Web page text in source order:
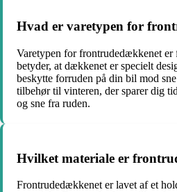
Hvad er varetypen for
Varetypen for frontrudedækkenet
betyder, at dækkenet er specielt
beskytte forruden på din bil mod
tilbehør til vinteren, der sparer dig
og sne fra ruden.
Hvilket materiale er
Frontrudedækkenet er lavet af et